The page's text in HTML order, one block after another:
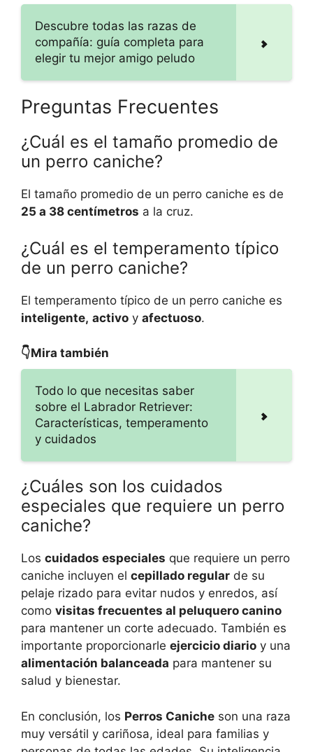
Descubre todas las razas de
compañía: guía completa para
elegir tu mejor amigo peludo
Preguntas Frecuentes
¿Cuál es el tamaño promedio de
un perro caniche?
El tamaño promedio de un perro caniche es de
25 a 38 centímetros a la cruz.
¿Cuál es el temperamento típico
de un perro caniche?
El temperamento típico de un perro caniche es
inteligente, activo y afectuoso.
👇Mira también
Todo lo que necesitas saber
sobre el Labrador Retriever:
Características, temperamento
y cuidados
¿Cuáles son los cuidados
especiales que requiere un perro
caniche?
Los cuidados especiales que requiere un perro
caniche incluyen el cepillado regular de su
pelaje rizado para evitar nudos y enredos, así
como visitas frecuentes al peluquero canino
para mantener un corte adecuado. También es
importante proporcionarle ejercicio diario y una
alimentación balanceada para mantener su
salud y bienestar.
En conclusión, los Perros Caniche son una raza
muy versátil y cariñosa, ideal para familias y